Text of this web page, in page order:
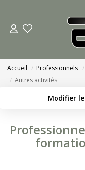
Accueil Professionnels
Autres activités
Modifier
Localisation
Surface min